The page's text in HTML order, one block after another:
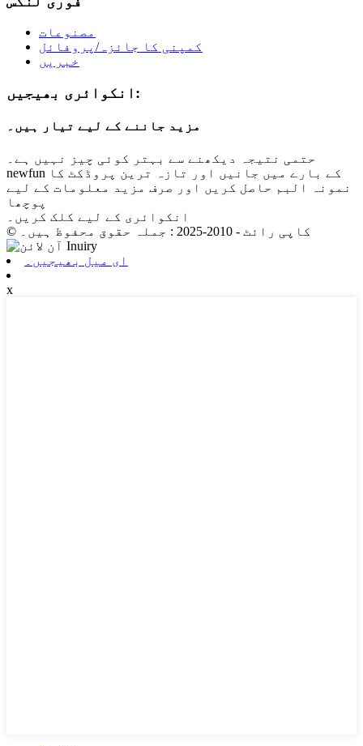
مصنوعات
کمپنی کا جائزہ/پروفائل
خبریں
انکوائری بھیجیں:
مزید جاننے کے لیے تیار ہیں۔
حتمی نتیجہ دیکھنے سے بہتر کوئی چیز نہیں ہے۔
newfun کے بارے میں جانیں اور تازہ ترین پروڈکٹ کا
نمونہ البم حاصل کریں اور صرف مزید معلومات کے لیے
پوچھا
انکوائری کے لیے کلک کریں۔
© کاپی رائٹ - 2010-2025 : جملہ حقوق محفوظ ہیں۔
ای میل بھیجیں۔
x